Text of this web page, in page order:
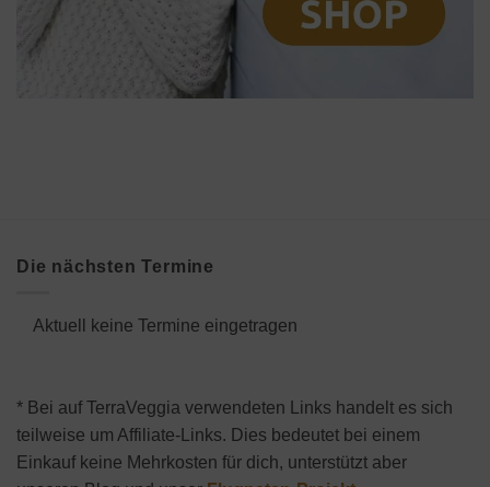
Die nächsten Termine
Aktuell keine Termine eingetragen
* Bei auf TerraVeggia verwendeten Links handelt es sich
teilweise um Affiliate-Links. Dies bedeutet bei einem
Einkauf keine Mehrkosten für dich, unterstützt aber